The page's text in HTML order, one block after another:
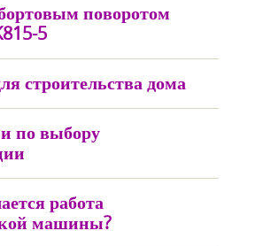
поворотом
5
строительства дома
по выбору
работа
машины?